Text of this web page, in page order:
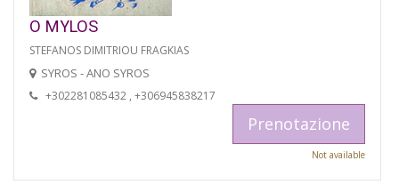
O MYLOS
STEFANOS DIMITRIOU FRAGKIAS
SYROS - ANO SYROS
+302281085432 , +306945838217
Prenotazione
Not available